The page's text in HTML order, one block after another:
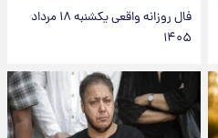
فال روزانه واقعی یکشنبه ۱۸ مرداد
۱۴۰۵